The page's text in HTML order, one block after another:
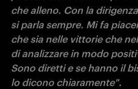
che alleno. Con la
si parla sempre. Mi fa
che sia nelle vittorie che
di analizzare in modo
Sono diretti e se hanno il
lo dicono chiaramente".